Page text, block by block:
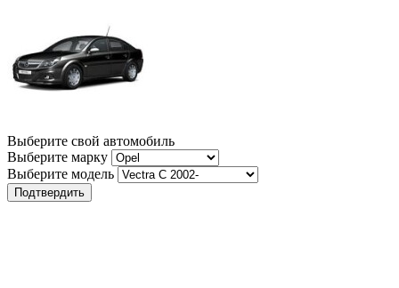
Выберите свой автомобиль
Выберите марку
Выберите модель
Подтвердить